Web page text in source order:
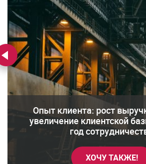
Привлекли 520 новых
ХОЧУ ТАКЖЕ!
Продвижение B2B
200+ заявок в
ХОЧУ ТАКЖЕ!
Опыт клиента: рост
увеличение клиентской
год
ХОЧУ ТАКЖЕ!
Привлечение сотрудников
- более 190 резюме в
ХОЧУ ТАКЖЕ!